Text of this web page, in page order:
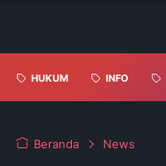
HUKUM INFO
Beranda News